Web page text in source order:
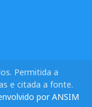
Permitida a
e citada a fonte.
por ANSIM